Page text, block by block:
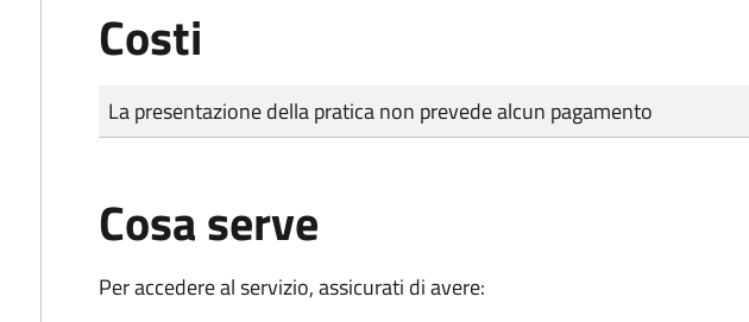
Costi
Tipo di pagamento
Importo
La presentazione della pratica non prevede alcun pagamento
Cosa serve
Per accedere al servizio, assicurati di avere: